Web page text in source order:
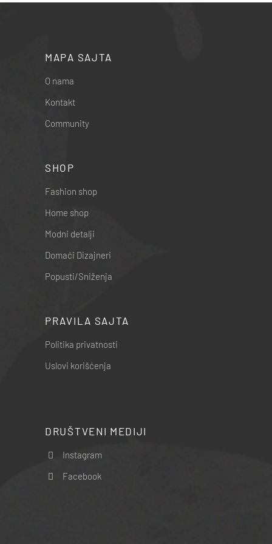
22.990,00 RSD.
MAPA SAJTA
O nama
Kontakt
Community
SHOP
Fashion shop
Home shop
Modni detalji
Domaći Dizajneri
Popusti/Sniženja
PRAVILA SAJTA
Politika privatnosti
Uslovi korišćenja
DRUŠTVENI MEDIJI
Instagram
Facebook